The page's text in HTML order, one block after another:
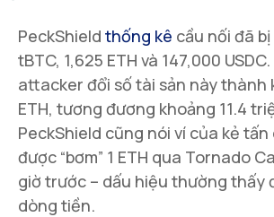
PeckShield thống kê cầu nối đã
tBTC, 1,625 ETH và 147,000
attacker đổi số tài sản này thành
ETH, tương đương khoảng 11.4
PeckShield cũng nói ví của kẻ
được “bơm” 1 ETH qua Tornado
giờ trước – dấu hiệu thường thấy
dòng tiền.